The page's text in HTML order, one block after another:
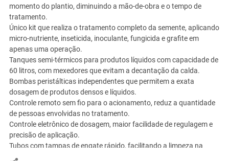
momento do plantio, diminuindo a mão-de-obra e o tempo de
tratamento.
Único kit que realiza o tratamento completo da semente, aplicando
micro-nutriente, inseticida, inoculante, fungicida e grafite em
apenas uma operação.
Tanques semi-térmicos para produtos líquidos com capacidade de
60 litros, com mexedores que evitam a decantação da calda.
Bombas peristálticas independentes que permitem a exata
dosagem de produtos densos e líquidos.
Controle remoto sem fio para o acionamento, reduz a quantidade
de pessoas envolvidas no tratamento.
Controle eletrônico de dosagem, maior facilidade de regulagem e
precisão de aplicação.
Tubos com tampas de engate rápido, facilitando a limpeza na
troca de variedade. Helicoide revestido com borracha evitando a